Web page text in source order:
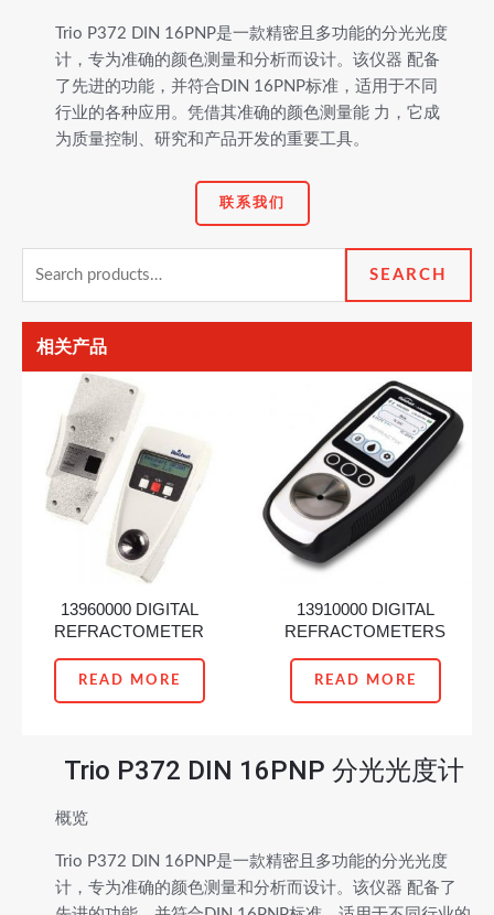
Trio P372 DIN 16PNP是一款精密且多功能的分光光度
计，专为准确的颜色测量和分析而设计。该仪器 配备
了先进的功能，并符合DIN 16PNP标准，适用于不同
行业的各种应用。凭借其准确的颜色测量能 力，它成
为质量控制、研究和产品开发的重要工具。
联系我们
SEARCH
相关产品
13960000 DIGITAL
REFRACTOMETER
READ MORE
13910000 DIGITAL
REFRACTOMETERS
READ MORE
Trio P372 DIN 16PNP 分光光度计
概览
Trio P372 DIN 16PNP是一款精密且多功能的分光光度
计，专为准确的颜色测量和分析而设计。该仪器 配备了